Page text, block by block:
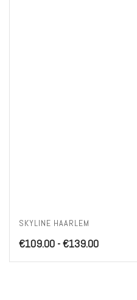
SKYLINE HAARLEM
€109.00 -€139.00
€109.00